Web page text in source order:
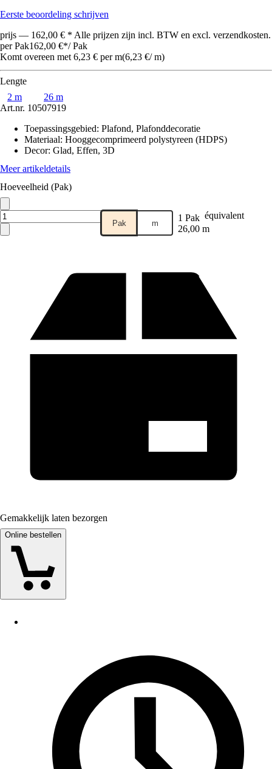
Eerste beoordeling schrijven
prijs — 162,00 € * Alle prijzen zijn incl. BTW en excl. verzendkosten.
per Pak162,00 €*/ Pak
Komt overeen met 6,23 € per m(6,23 €/ m)
Lengte
2 m
26 m
Art.nr. 10507919
Toepassingsgebied: Plafond, Plafonddecoratie
Materiaal: Hooggecomprimeerd polystyreen (HDPS)
Decor: Glad, Effen, 3D
Meer artikeldetails
Hoeveelheid (Pak)
Pak m 1 Pak équivalent
26,00 m
Gemakkelijk laten bezorgen
Online bestellen